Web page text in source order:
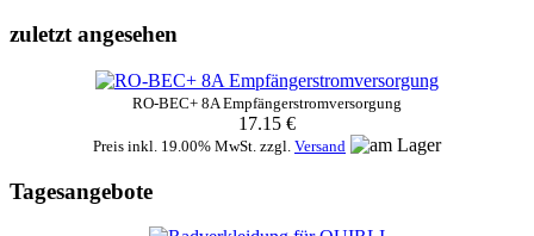
zuletzt angesehen
RO-BEC+ 8A Empfängerstromversorgung
17.15 €
Preis inkl. 19.00% MwSt. zzgl. Versand
Tagesangebote